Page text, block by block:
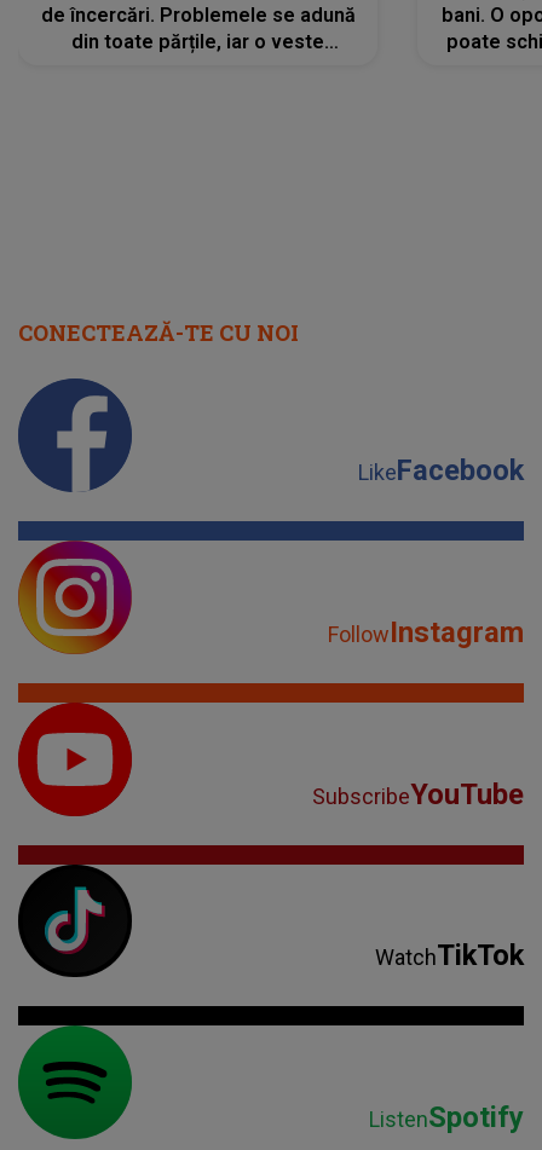
de încercări. Problemele se adună
din toate părțile, iar o veste
bani. O
poate
CONECTEAZĂ-TE CU NOI
LikeFacebook
FollowInstagram
SubscribeYouTube
WatchTikTok
ListenSpotify